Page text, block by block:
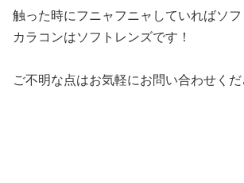
触った時にフニャフニャしていればソフ
カラコンはソフトレンズです！
ご不明な点はお気軽にお問い合わせく